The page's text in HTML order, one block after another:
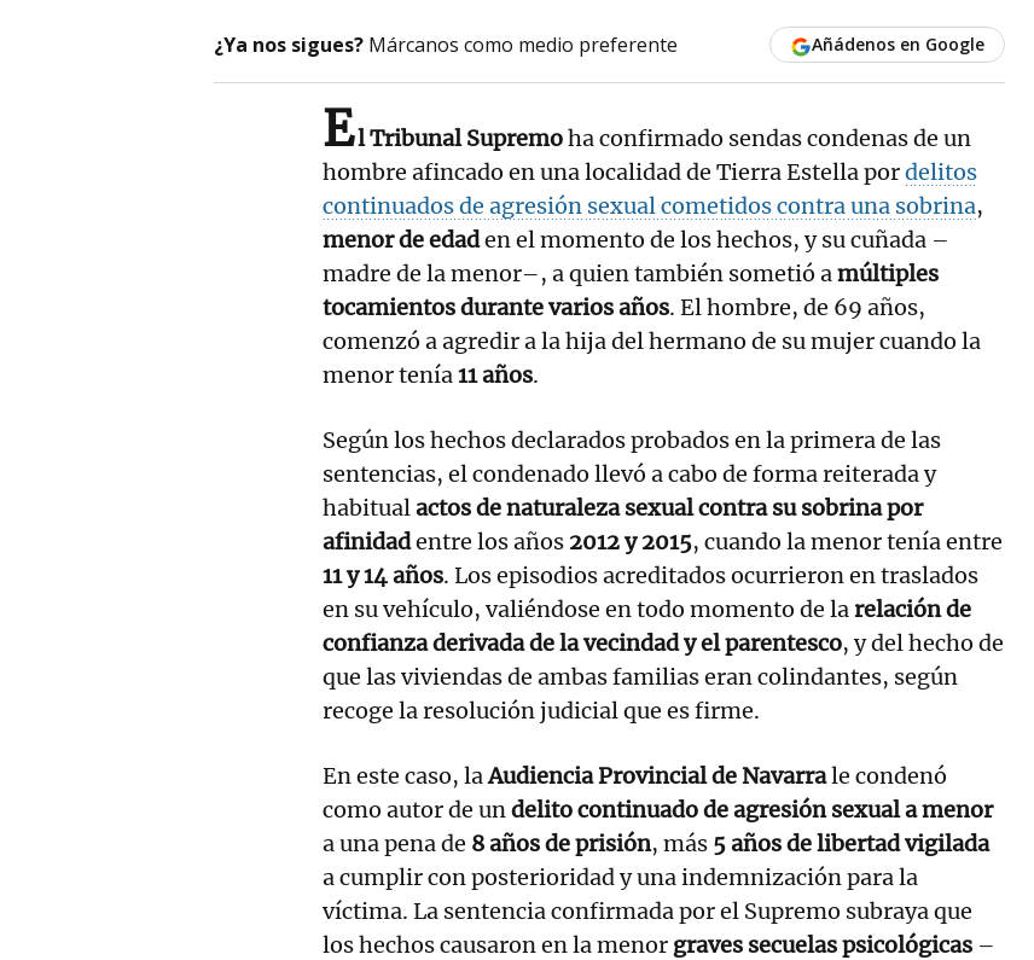
¿Ya nos sigues? Márcanos como medio preferente Añádenos en Google
El Tribunal Supremoha confirmado sendas condenas de un
hombre afincado en una localidad de Tierra Estella pordelitos
continuados de agresión sexual cometidos contra una sobrina,
menor de edaden el momento de los hechos, y su cuñada –
madre de la menor–, a quien también sometió amúltiples
tocamientos durante varios años. El hombre, de 69 años,
comenzó a agredir a la hija del hermano de su mujer cuando la
menor tenía11 años.
Según los hechos declarados probados en la primera de las
sentencias, el condenado llevó a cabo de forma reiterada y
habitualactos de naturaleza sexual contra su sobrina por
afinidadentre los años 2012 y 2015, cuando la menor tenía entre
11 y 14 años. Los episodios acreditados ocurrieron en traslados
en su vehículo, valiéndose en todo momento de larelación de
confianza derivada de la vecindad y el parentesco, y del hecho de
que las viviendas de ambas familias eran colindantes, según
recoge la resolución judicial que es firme.
En este caso, laAudiencia Provincial de Navarrale condenó
como autor de undelito continuado de agresión sexual a menor
a una pena de 8 años de prisión, más 5 años de libertad vigilada
a cumplir con posterioridad y una indemnización para la
víctima. La sentencia confirmada por el Supremo subraya que
los hechos causaron en la menor graves secuelas psicológicas –